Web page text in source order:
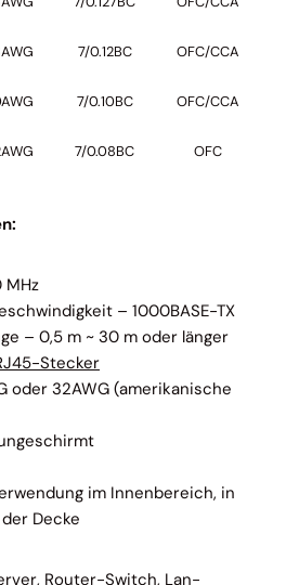
7/0.12BC OFC/CCA
7/0.10BC OFC/CCA
7/0.08BC OFC
MHz
– 1000BASE-TX
– 0,5 m ~ 30 m oder länger
Stecker
oder 32AWG (amerikanische
im Innenbereich, in
Decke
Router-Switch, Lan-